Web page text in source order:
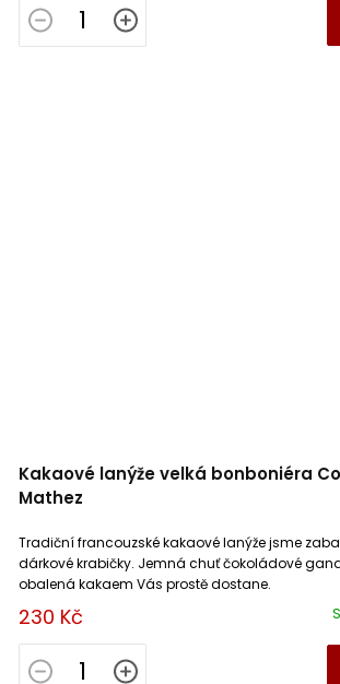
Kakaové lanýže velká bonboniéra
Mathez
230 Kč
Tradiční francouzské kakaové lanýže jsme
dárkové krabičky. Jemná chuť čokoládové
obalená kakaem Vás prostě dostane.